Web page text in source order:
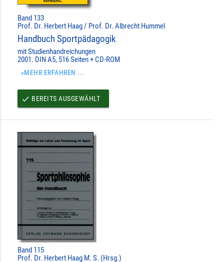
Band 133
Prof. Dr. Herbert Haag / Prof. Dr. Albrecht Hummel
Handbuch Sportpädagogik
mit Studienhandreichungen
2001. DIN A5, 516 Seiten + CD-ROM
»MEHR ERFAHREN ...
done BEREITS AUSGEWÄHLT
Band 115
Prof. Dr. Herbert Haag M. S. (Hrsg.)